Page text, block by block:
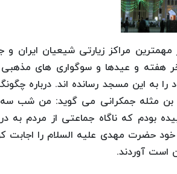
مهمترین مراكز زیارتی شیعیان
و عیدها و سوگواری های مذهبی
را به این مسجد رسانده اند. درباره
بودم كه ناگاه جماعتی از مردم به
خود حضرت مهدی علیه السلام را اجابت
است آوردند.